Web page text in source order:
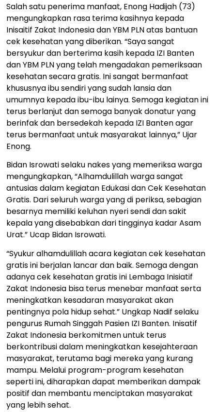
Salah satu penerima manfaat, Enong Hadijah (73)
mengungkapkan rasa terima kasihnya kepada
Inisaitif Zakat Indonesia dan YBM PLN atas bantuan
cek kesehatan yang diberikan. “Saya sangat
bersyukur dan berterima kasih kepada IZI Banten
dan YBM PLN yang telah mengadakan pemeriksaan
kesehatan secara gratis. Ini sangat bermanfaat
khususnya ibu sendiri yang sudah lansia dan
umumnya kepada ibu-ibu lainya. Semoga kegiatan ini
terus berlanjut dan semoga banyak donatur yang
berinfak dan bersedekah kepada IZI Banten agar
terus bermanfaat untuk masyarakat lainnya,” Ujar
Enong.
Bidan Isrowati selaku nakes yang memeriksa warga
mengungkapkan, “Alhamdulillah warga sangat
antusias dalam kegiatan Edukasi dan Cek Kesehatan
Gratis. Dari seluruh warga yang di periksa, sebagian
besarnya memiliki keluhan nyeri sendi dan sakit
kepala yang disebabkan dari tingginya kadar Asam
Urat.” Ucap Bidan Isrowati.
“Syukur alhamdulillah acara kegiatan cek kesehatan
gratis ini berjalan lancar dan baik. Semoga dengan
adanya cek kesehatan gratis ini Lembaga Inisiatif
Zakat Indonesia bisa terus menebar manfaat serta
meningkatkan kesadaran masyarakat akan
pentingnya pola hidup sehat.” Ungkap Nadif selaku
pengurus Rumah Singgah Pasien IZI Banten. Inisatif
Zakat Indonesia berkomitmen untuk terus
berkontribusi dalam meningkatkan kesejahteraan
masyarakat, terutama bagi mereka yang kurang
mampu. Melalui program-program kesehatan
seperti ini, diharapkan dapat memberikan dampak
positif dan membantu menciptakan masyarakat
yang lebih sehat.